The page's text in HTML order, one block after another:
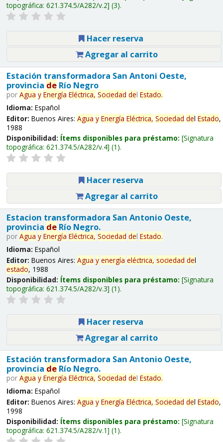
topográfica: 621.374.5/A282/v.2 (3).
Hacer reserva
Agregar al carrito
Estación transformadora San Antoni Oeste,
provincia deRío Negro
por Agua y Energía Eléctrica, Sociedad del Estado.
Idioma: Español
Editor: Buenos Aires: Agua y Energía Eléctrica, Sociedad del Estado,
1988
Disponibilidad: Ítems disponibles para préstamo: Signatura
topográfica: 621.374.5/A282/v.4 (1).
Hacer reserva
Agregar al carrito
Estacion transformadora San Antonio Oeste,
provincia deRío Negro.
por Agua y Energía Eléctrica, Sociedad del Estado.
Idioma: Español
Editor: Buenos Aires: Agua y energía eléctrica, sociedad del
estado, 1988
Disponibilidad: Ítems disponibles para préstamo: Signatura
topográfica: 621.374.5/A282/v.3 (1).
Hacer reserva
Agregar al carrito
Estación transformadora San Antonio Oeste,
provincia deRío Negro.
por Agua y Energía Eléctrica, Sociedad del Estado.
Idioma: Español
Editor: Buenos Aires: Agua y Energía Eléctrica, Sociedad del Estado,
1998
Disponibilidad: Ítems disponibles para préstamo: Signatura
topográfica: 621.374.5/A282/v.1 (1).